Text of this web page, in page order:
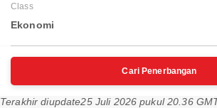
Class
Ekonomi
Cari Penerbangan
Terakhir diupdate25 Juli 2026 pukul 20.36